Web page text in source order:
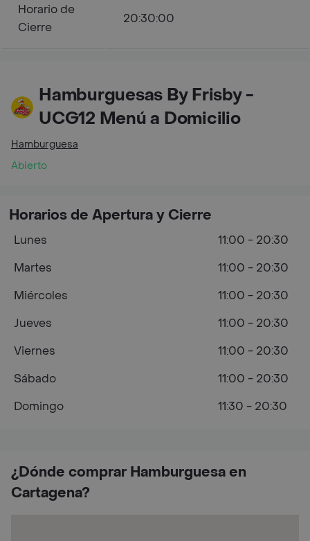
Horario de
Cierre
20:30:00
Hamburguesas By Frisby -
UCG12 Menú a Domicilio
Hamburguesa
Abierto
¿Dónde comprar Hamburguesa en
Cartagena?
Horarios de Apertura y Cierre
Lunes
11:00 - 20:30
Martes
11:00 - 20:30
Miércoles
11:00 - 20:30
Jueves
11:00 - 20:30
Viernes
11:00 - 20:30
Sábado
11:00 - 20:30
Domingo
11:30 - 20:30